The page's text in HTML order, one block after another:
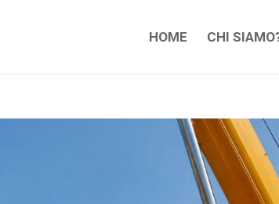
HOME CHI